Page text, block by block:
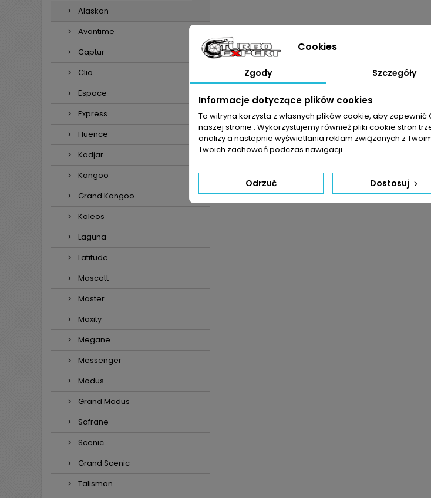
Alaskan
Avantime
Captur
Clio
Espace
Express
Fluence
Kadjar
Kangoo
Grand Kangoo
Koleos
Laguna
Latitude
Mascott
Master
Maxity
Megane
Messenger
Modus
Grand Modus
Safrane
Scenic
Grand Scenic
Talisman
Cookies
Zgody Szczegóły
Informacje dotyczące plików cookies
Ta witryna korzysta z własnych plików cookie, aby
naszej stronie . Wykorzystujemy również pliki cookie stron
analizy a nastepnie wyświetlania reklam związanych z
Twoich zachowań podczas nawigacji.
Odrzuć Dostosuj